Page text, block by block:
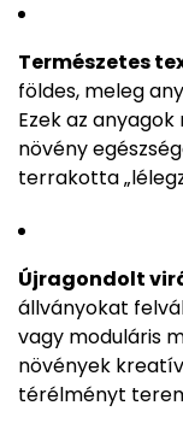
Természetes
földes, meleg
Ezek az
növény
terrakotta
Újragondolt
állványokat
vagy moduláris
növények
térélményt